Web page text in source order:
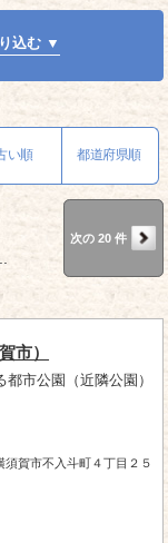
込む ▼
い順 都道府県順
次の 20 件
市）
市公園（近隣公園）
須賀市不入斗町４丁目２５